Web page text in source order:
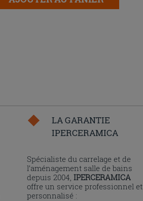
LA GARANTIE
IPERCERAMICA
Spécialiste du carrelage et de
l’aménagement salle de bains
depuis 2004, IPERCERAMICA
offre un service professionnel et
personnalisé :